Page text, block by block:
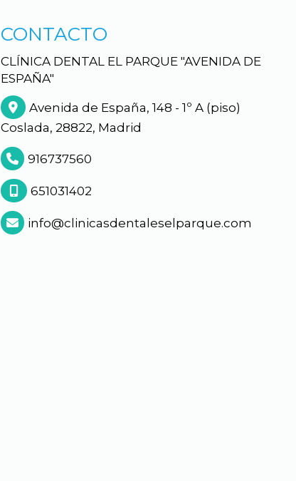
CONTACTO
CLÍNICA DENTAL EL PARQUE "AVENIDA DE
ESPAÑA"
Avenida de España, 148 - 1º A (piso)
Coslada,28822, Madrid
916737560
651031402
info clinicasdentaleselparque.com